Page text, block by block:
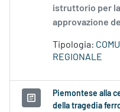
istruttorio per
approvazione
Tipologia:
REGIONALE
Piemontese alla
della tragedia